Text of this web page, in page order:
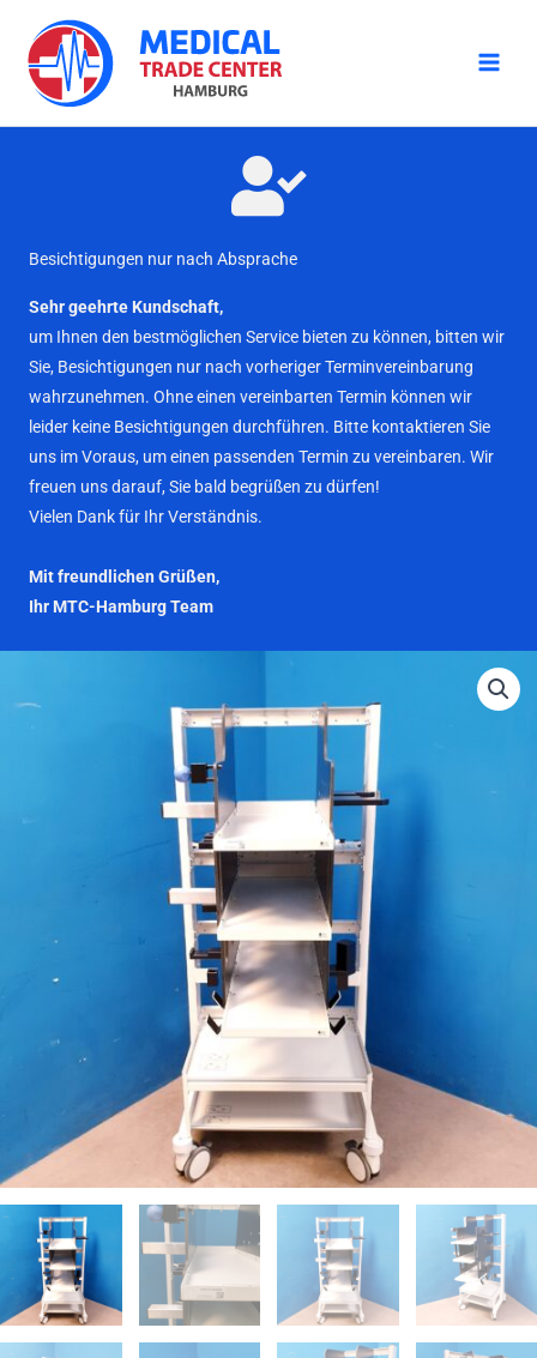
Inhalt
springen
Besichtigungen nur nach Absprache
Sehr geehrte Kundschaft,
um Ihnen den bestmöglichen Service bieten zu können, bitten wir
Sie, Besichtigungen nur nach vorheriger Terminvereinbarung
wahrzunehmen. Ohne einen vereinbarten Termin können wir
leider keine Besichtigungen durchführen. Bitte kontaktieren Sie
uns im Voraus, um einen passenden Termin zu vereinbaren. Wir
freuen uns darauf, Sie bald begrüßen zu dürfen!
Vielen Dank für Ihr Verständnis.
Mit freundlichen Grüßen,
Ihr MTC-Hamburg Team